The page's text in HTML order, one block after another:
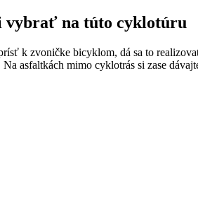
vybrať na túto cyklotúru
k zvoničke bicyklom, dá sa to
asfaltkách mimo cyklotrás si zase